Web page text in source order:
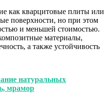
как кварцитовые плиты или
поверхности, но при этом
и меньшей стоимостью.
материалы,
а также устойчивость
натуральных
мрамор